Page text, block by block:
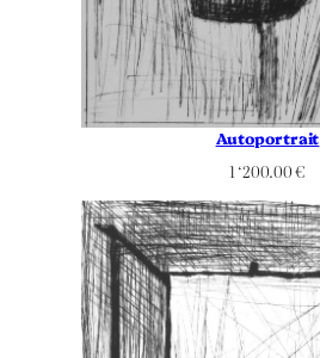
Autoportrait
1 ‘200.00€